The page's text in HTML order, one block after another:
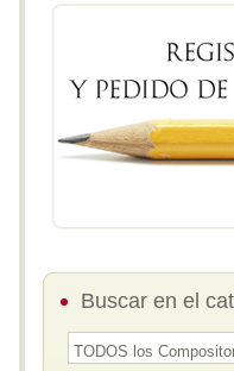
Buscar en el